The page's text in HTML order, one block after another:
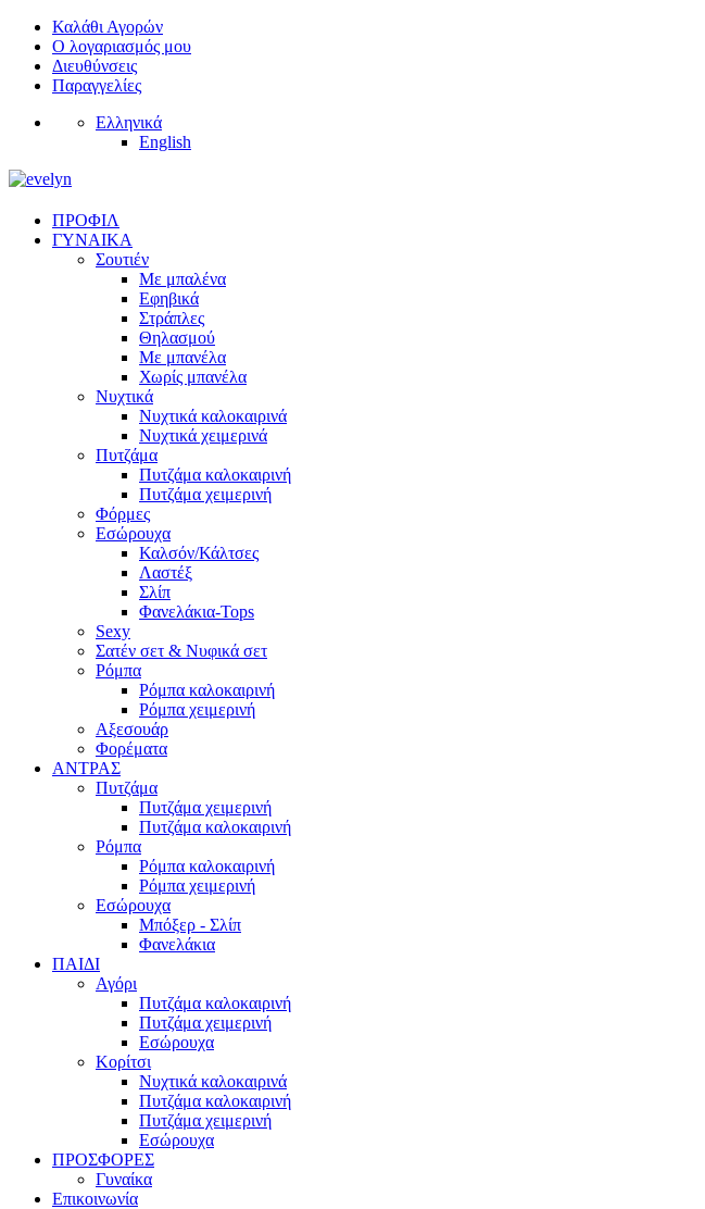
Καλάθι Αγορών
Ο λογαριασμός μου
Διευθύνσεις
Παραγγελίες
Ελληνικά
English
ΠΡΟΦΙΛ
ΓΥΝΑΙΚΑ
Σουτιέν
Με μπαλένα
Εφηβικά
Στράπλες
Θηλασμού
Με μπανέλα
Χωρίς μπανέλα
Νυχτικά
Νυχτικά καλοκαιρινά
Νυχτικά χειμερινά
Πυτζάμα
Πυτζάμα καλοκαιρινή
Πυτζάμα χειμερινή
Φόρμες
Εσώρουχα
Καλσόν/Κάλτσες
Λαστέξ
Σλίπ
Φανελάκια-Tops
Sexy
Σατέν σετ & Νυφικά σετ
Ρόμπα
Ρόμπα καλοκαιρινή
Ρόμπα χειμερινή
Αξεσουάρ
Φορέματα
ΑΝΤΡΑΣ
Πυτζάμα
Πυτζάμα χειμερινή
Πυτζάμα καλοκαιρινή
Ρόμπα
Ρόμπα καλοκαιρινή
Ρόμπα χειμερινή
Εσώρουχα
Μπόξερ - Σλίπ
Φανελάκια
ΠΑΙΔΙ
Αγόρι
Πυτζάμα καλοκαιρινή
Πυτζάμα χειμερινή
Εσώρουχα
Κορίτσι
Νυχτικά καλοκαιρινά
Πυτζάμα καλοκαιρινή
Πυτζάμα χειμερινή
Εσώρουχα
ΠΡΟΣΦΟΡΕΣ
Γυναίκα
Επικοινωνία